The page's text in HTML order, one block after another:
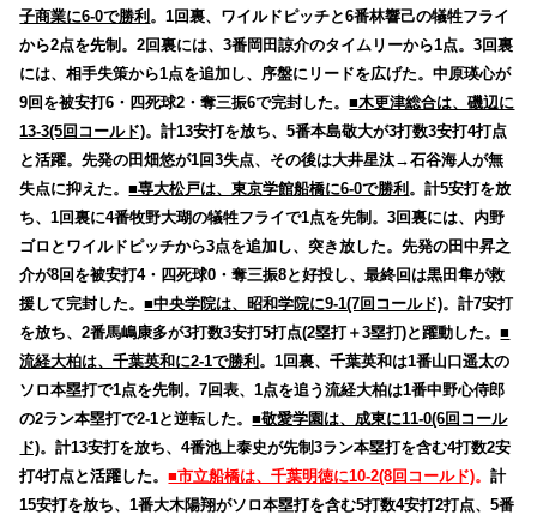
子商業に6-0で勝利 。1回裏、ワイルドピッチと6番林響己の犠牲フライ
から2点を先制。2回裏には、3番岡田諒介のタイムリーから1点。3回裏
には、相手失策から1点を追加し、序盤にリードを広げた。中原瑛心が
9回を被安打6・四死球2・奪三振6で完封した。■木更津総合は、磯辺に
13-3(5回コールド)。計13安打を放ち、5番本島敬大が3打数3安打4打点
と活躍。先発の田畑悠が1回3失点、その後は大井星汰→石谷海人が無
失点に抑えた。■専大松戸は、東京学館船橋に6-0で勝利 。計5安打を放
ち、1回裏に4番牧野大瑚の犠牲フライで1点を先制。3回裏には、内野
ゴロとワイルドピッチから3点を追加し、突き放した。先発の田中昇之
介が8回を被安打4・四死球0・奪三振8と好投し、最終回は黒田隼が救
援して完封した。■中央学院は、昭和学院に9-1(7回コールド)。計7安打
を放ち、2番馬嶋康多が3打数3安打5打点(2塁打＋3塁打)と躍動した。■
流経大柏は、千葉英和に2-1で勝利 。1回裏、千葉英和は1番山口遥太の
ソロ本塁打で1点を先制。7回表、1点を追う流経大柏は1番中野心侍郎
の2ラン本塁打で2-1と逆転した。■敬愛学園は、成東に11-0(6回コール
ド)。計13安打を放ち、4番池上泰史が先制3ラン本塁打を含む4打数2安
打4打点と活躍した。■市立船橋は、千葉明徳に10-2(8回コールド)。計
15安打を放ち、1番大木陽翔がソロ本塁打を含む5打数4安打2打点、5番